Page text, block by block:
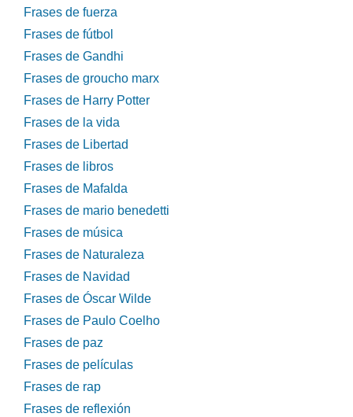
Frases de fuerza
Frases de fútbol
Frases de Gandhi
Frases de groucho marx
Frases de Harry Potter
Frases de la vida
Frases de Libertad
Frases de libros
Frases de Mafalda
Frases de mario benedetti
Frases de música
Frases de Naturaleza
Frases de Navidad
Frases de Óscar Wilde
Frases de Paulo Coelho
Frases de paz
Frases de películas
Frases de rap
Frases de reflexión